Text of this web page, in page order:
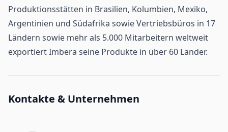
Produktionsstätten in Brasilien, Kolumbien, Mexiko,
Argentinien und Südafrika sowie Vertriebsbüros in 17
Ländern sowie mehr als 5.000 Mitarbeitern weltweit
exportiert Imbera seine Produkte in über 60 Länder.
Kontakte & Unternehmen